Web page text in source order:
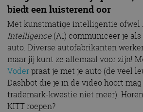
biedt een luisterend oor
Met kunstmatige intelligentie ofwel
Intelligence (AI) communiceer je
auto. Diverse autofabrikanten
maar jij kunt ze allemaal voor zijn!
Voderpraat je met je auto (de veel
Dashbot die je in de video hoort
trademark-kwestie niet meer).
KITT roepen?